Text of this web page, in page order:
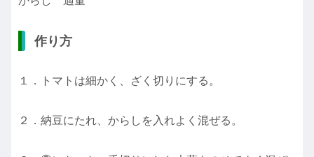
作り方
１．トマトは細かく、ざく切りにする。
２．納豆にたれ、からしを入れよく混ぜる。